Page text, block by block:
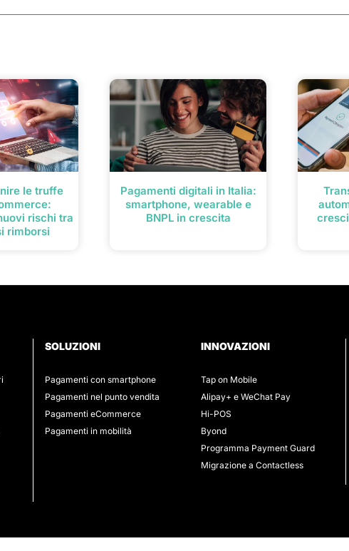
le truffe
rischi tra
rimborsi
Pagamenti digitali in Italia:
smartphone, wearable e
BNPL in crescita
SOLUZIONI
Pagamenti con smartphone
Pagamenti nel punto vendita
Pagamenti eCommerce
Pagamenti in mobilità
INNOVAZIONI
Tap on Mobile
Alipay+ e WeChat Pay
Hi-POS
Byond
Programma Payment Guard
Migrazione a Contactless